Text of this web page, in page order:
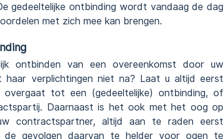
gedeeltelijke ontbinding wordt vandaag de dag
met zich mee kan brengen.
ontbinden van een overeenkomst door uw
verplichtingen niet na? Laat u altijd eerst
tot een (gedeeltelijke) ontbinding, of
Daarnaast is het ook met het oog op
contractspartner, altijd aan te raden eerst
de gevolgen daarvan te helder voor ogen te